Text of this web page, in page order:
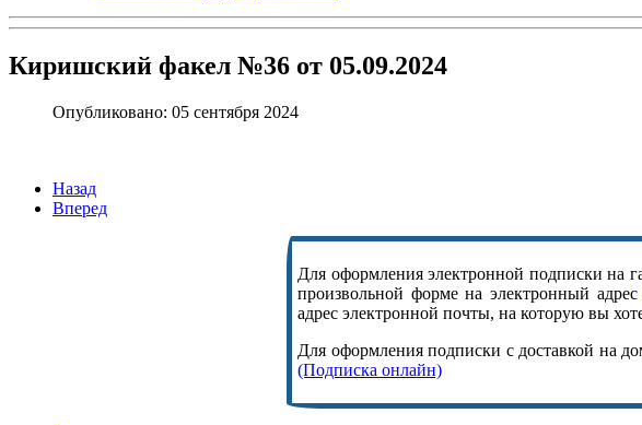
Киришский факел №36 от 05.09.2024
Опубликовано: 05 сентября 2024
Назад
Вперед
Для оформления электронной подписки на
произвольной форме на электронный
адрес электронной почты, на которую вы
Для оформления подписки с доставкой на
(Подписка онлайн)